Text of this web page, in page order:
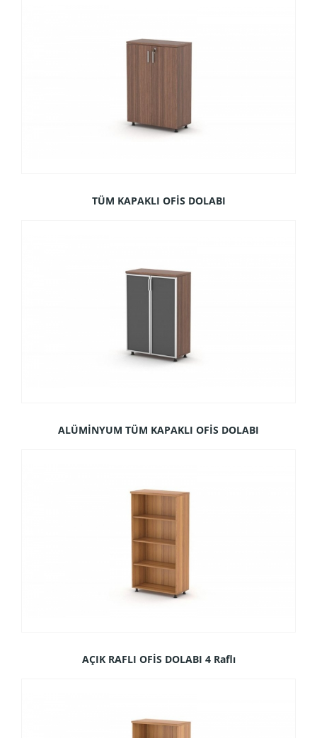
TÜM KAPAKLI OFİS DOLABI
ALÜMİNYUM TÜM KAPAKLI OFİS DOLABI
AÇIK RAFLI OFİS DOLABI 4 Raflı